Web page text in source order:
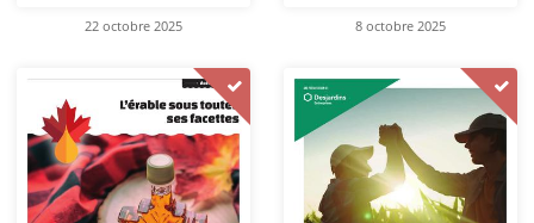
22 octobre 2025 8 octobre 2025